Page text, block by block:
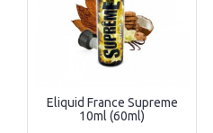
Eliquid France Supreme
10ml (60ml)